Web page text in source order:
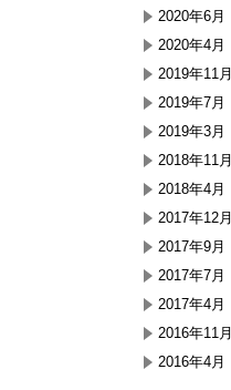
2020年6月
2020年4月
2019年11月
2019年7月
2019年3月
2018年11月
2018年4月
2017年12月
2017年9月
2017年7月
2017年4月
2016年11月
2016年4月